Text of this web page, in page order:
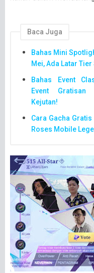
Baca Juga
Bahas Mini
Mei, Ada Latar Tier
Bahas Event
Event Gratisan
Kejutan!
Cara Gacha
Roses Mobile